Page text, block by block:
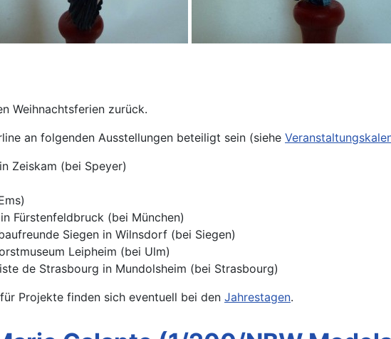
Weihnachtsferien zurück.
an folgenden Ausstellungen beteiligt sein (siehe
Zeiskam (bei Speyer)
Fürstenfeldbruck (bei München)
Siegen in Wilnsdorf (bei Siegen)
Leipheim (bei Ulm)
de Strasbourg in Mundolsheim (bei Strasbourg)
Projekte finden sich eventuell bei den Jahrestagen.